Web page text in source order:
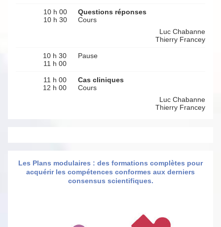
10 h 00
10 h 30
Questions réponses
Cours
Luc Chabanne
Thierry Francey
10 h 30
11 h 00
Pause
11 h 00
12 h 00
Cas cliniques
Cours
Luc Chabanne
Thierry Francey
Les Plans modulaires : des formations complètes pour
acquérir les compétences conformes aux derniers
consensus scientifiques.